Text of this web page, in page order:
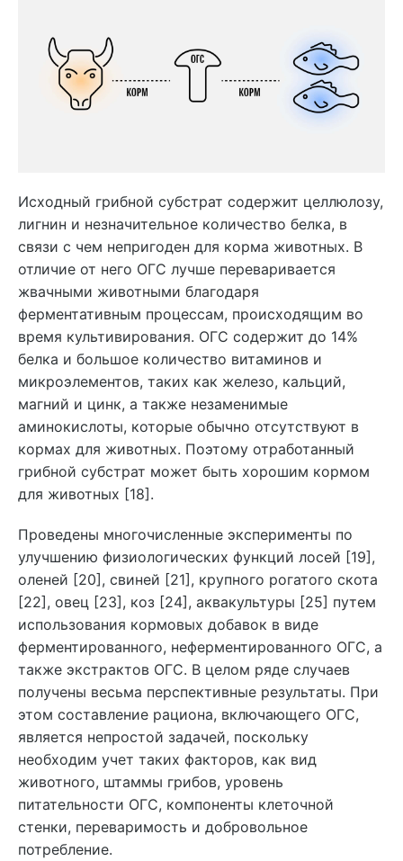
Исходный грибной субстрат содержит целлюлозу,
лигнин и незначительное количество белка, в
связи с чем непригоден для корма животных. В
отличие от него ОГС лучше переваривается
жвачными животными благодаря
ферментативным процессам, происходящим во
время культивирования. ОГС содержит до 14%
белка и большое количество витаминов и
микроэлементов, таких как железо, кальций,
магний и цинк, а также незаменимые
аминокислоты, которые обычно отсутствуют в
кормах для животных. Поэтому отработанный
грибной субстрат может быть хорошим кормом
для животных [18].
Проведены многочисленные эксперименты по
улучшению физиологических функций лосей [19],
оленей [20], свиней [21], крупного рогатого скота
[22], овец [23], коз [24], аквакультуры [25] путем
использования кормовых добавок в виде
ферментированного, неферментированного ОГС, а
также экстрактов ОГС. В целом ряде случаев
получены весьма перспективные результаты. При
этом составление рациона, включающего ОГС,
является непростой задачей, поскольку
необходим учет таких факторов, как вид
животного, штаммы грибов, уровень
питательности ОГС, компоненты клеточной
стенки, переваримость и добровольное
потребление.